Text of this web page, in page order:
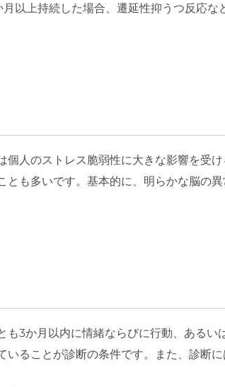
以上持続した場合、遷延性抑うつ反応な
人のストレス脆弱性に大きな影響を受け
も多いです。基本的に、明らかな脳の異
3か月以内に情緒ならびに行動、あるい
ることが診断の条件です。また、診断